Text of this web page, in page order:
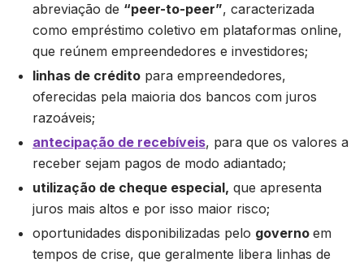
abreviação de “peer-to-peer”, caracterizada
como empréstimo coletivo em plataformas online,
que reúnem empreendedores e investidores;
linhas de crédito para empreendedores,
oferecidas pela maioria dos bancos com juros
razoáveis;
antecipação de recebíveis, para que os valores a
receber sejam pagos de modo adiantado;
utilização de cheque especial, que apresenta
juros mais altos e por isso maior risco;
oportunidades disponibilizadas pelo governo em
tempos de crise, que geralmente libera linhas de